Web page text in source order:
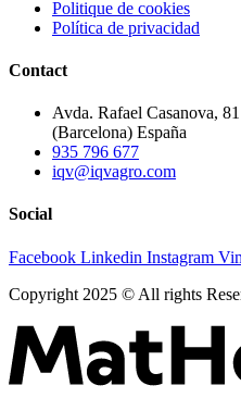
Politique de cookies
Política de privacidad
Contact
Avda. Rafael Casanova,
(Barcelona) España
935 796 677
iqv@iqvagro.com
Social
Facebook Linkedin Instagram
Copyright 2025 © All rights